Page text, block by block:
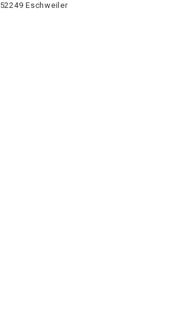
52249 Eschweiler